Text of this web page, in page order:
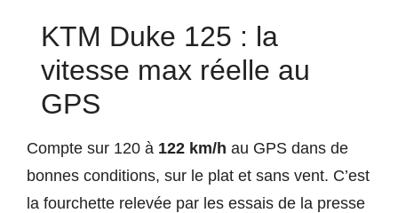
KTM Duke 125 : la
vitesse max réelle au
GPS
Compte sur 120 à 122 km/h au GPS dans de
bonnes conditions, sur le plat et sans vent. C’est
la fourchette relevée par les essais de la presse